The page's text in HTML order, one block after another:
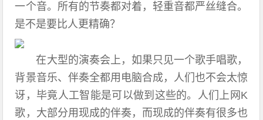
一个音。所有的节奏都对着，轻重音都严丝缝合。
是不是要比人更精确？
在大型的演奏会上，如果只见一个歌手唱歌，
背景音乐、伴奏全都用电脑合成，人们也不会太惊
讶，毕竟人工智能是可以做到这些的。人们上网K
歌，大部分用现成的伴奏，而现成的伴奏有很多也